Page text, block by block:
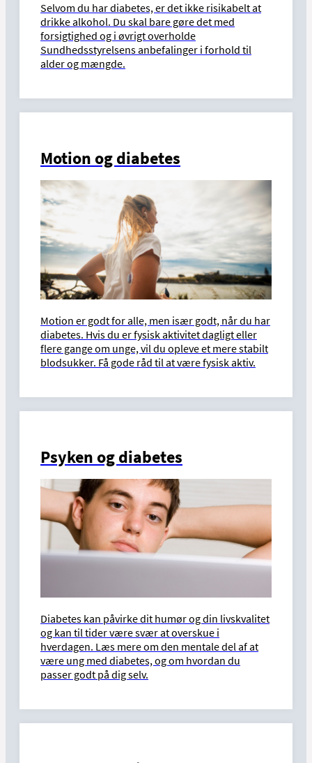
Selvom du har diabetes, er det ikke risikabelt at
drikke alkohol. Du skal bare gøre det med
forsigtighed og i øvrigt overholde
Sundhedsstyrelsens anbefalinger i forhold til
alder og mængde.
Motion og diabetes
Motion er godt for alle, men især godt, når du har
diabetes. Hvis du er fysisk aktivitet dagligt eller
flere gange om unge, vil du opleve et mere stabilt
blodsukker. Få gode råd til at være fysisk aktiv.
Psyken og diabetes
Diabetes kan påvirke dit humør og din livskvalitet
og kan til tider være svær at overskue i
hverdagen. Læs mere om den mentale del af at
være ung med diabetes, og om hvordan du
passer godt på dig selv.